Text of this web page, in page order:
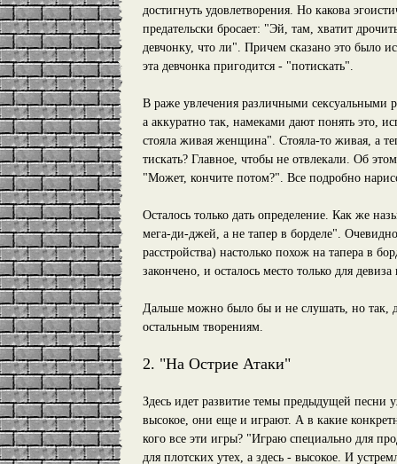
достигнуть удовлетворения. Но какова
предательски бросает: "Эй, там, хватит
девчонку, что ли". Причем сказано это было
эта девчонка пригодится - "потискать".
В раже увлечения различными сексуальными
а аккуратно так, намеками дают понять это,
стояла живая женщина". Стояла-то живая, а
тискать? Главное, чтобы не отвлекали. Об
"Может, кончите потом?". Все подробно
Осталось только дать определение. Как же
мега-ди-джей, а не тапер в борделе".
расстройства) настолько похож на тапера в
закончено, и осталось место только для
Дальше можно было бы и не слушать, но так,
остальным творениям.
2. "На Острие Атаки"
Здесь идет развитие темы предыдущей песни
высокое, они еще и играют. А в какие
кого все эти игры? "Играю специально для
для плотских утех, а здесь - высокое. И